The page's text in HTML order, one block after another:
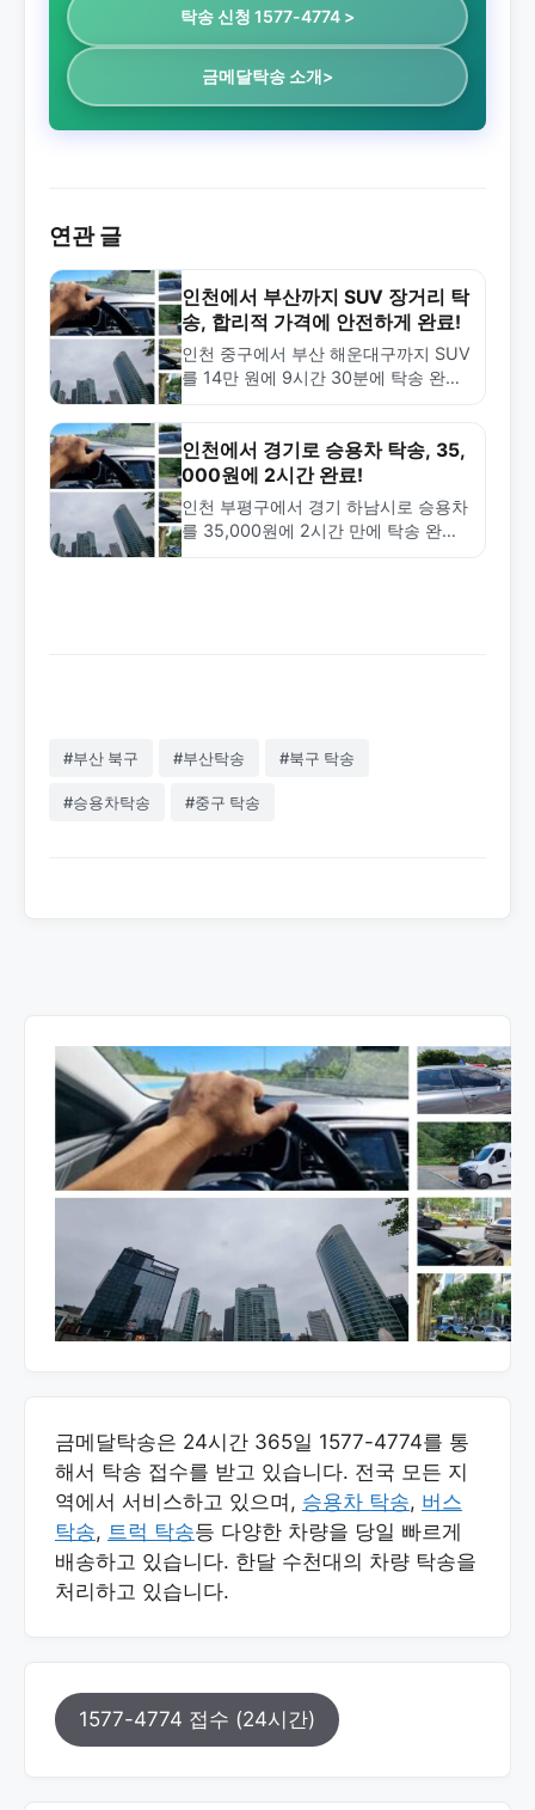
탁송 신청 1577-4774 >
금메달탁송 소개>
연관 글
인천에서 부산까지 SUV 장거리 탁
송, 합리적 가격에 안전하게 완료!
인천 중구에서 부산 해운대구까지 SUV
를 14만 원에 9시간 30분에 탁송 완료
인천에서 경기로 승용차 탁송, 35,
000원에 2시간 완료!
인천 부평구에서 경기 하남시로 승용차
를 35,000원에 2시간 만에 탁송 완료
#부산 북구 #부산탁송 #북구 탁송
#승용차탁송 #중구 탁송
금메달탁송은 24시간 365일 1577-4774를 통
해서 탁송 접수를 받고 있습니다. 전국 모든 지
역에서 서비스하고 있으며, 승용차 탁송, 버스
탁송, 트럭 탁송등 다양한 차량을 당일 빠르게
배송하고 있습니다. 한달 수천대의 차량 탁송을
처리하고 있습니다.
1577-4774 접수 (24시간)